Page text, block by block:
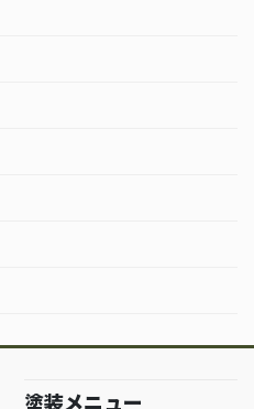
塗装メニュー